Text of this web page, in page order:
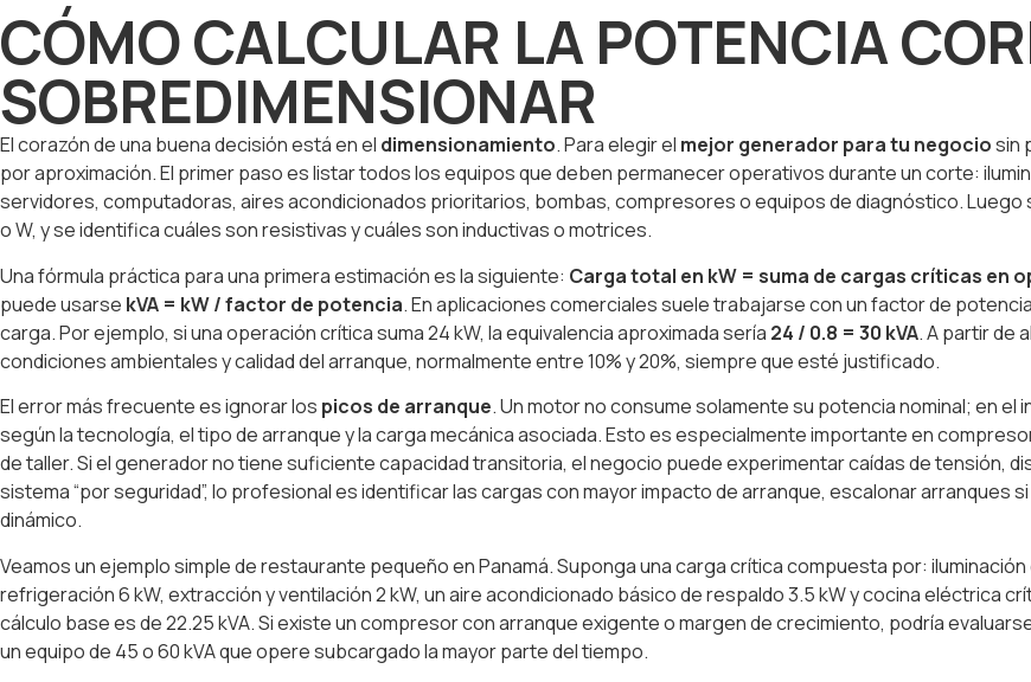
CÓMO CALCULAR LA POTENCIA
SOBREDIMENSIONAR
El corazón de una buena decisión está en el dimensionamiento. Para elegir el mejor generador para tu negociosin
por aproximación. El primer paso es listar todos los equipos que deben permanecer operativos durante un corte:
servidores, computadoras, aires acondicionados prioritarios, bombas, compresores o equipos de diagnóstico. Luego
o W, y se identifica cuáles son resistivas y cuáles son inductivas o motrices.
Una fórmula práctica para una primera estimación es la siguiente: Carga total en kW = suma de cargas críticas en
puede usarse kVA = kW / factor de potencia. En aplicaciones comerciales suele trabajarse con un factor de
carga. Por ejemplo, si una operación crítica suma 24 kW, la equivalencia aproximada sería 24 / 0.8 = 30 kVA. A partir de
condiciones ambientales y calidad del arranque, normalmente entre 10% y 20%, siempre que esté justificado.
El error más frecuente es ignorar los picos de arranque. Un motor no consume solamente su potencia nominal; en
según la tecnología, el tipo de arranque y la carga mecánica asociada. Esto es especialmente importante en
de taller. Si el generador no tiene suficiente capacidad transitoria, el negocio puede experimentar caídas de tensión,
sistema “por seguridad”, lo profesional es identificar las cargas con mayor impacto de arranque, escalonar arranques
dinámico.
Veamos un ejemplo simple de restaurante pequeño en Panamá. Suponga una carga crítica compuesta por: iluminación
refrigeración 6 kW, extracción y ventilación 2 kW, un aire acondicionado básico de respaldo 3.5 kW y cocina eléctrica
cálculo base es de 22.25 kVA. Si existe un compresor con arranque exigente o margen de crecimiento, podría
un equipo de 45 o 60 kVA que opere subcargado la mayor parte del tiempo.